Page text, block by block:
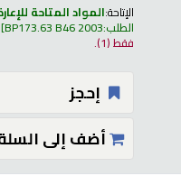
الإتاحة:المواد المتاحة
الطلب:BP173.63 B46 2003
فقط(1).
إحجز
أضف إلى